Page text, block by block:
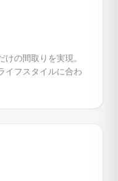
の間取りを実現。
イフスタイルに合わ